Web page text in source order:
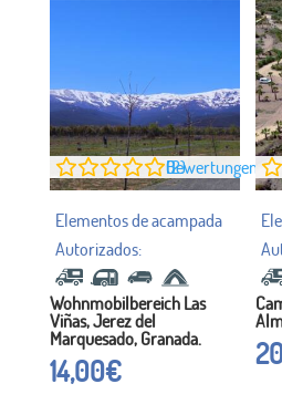
0
Bewertungen (2)
Wohnmobilbereich Las
Viñas, Jerez del
Marquesado, Granada.
14,00€